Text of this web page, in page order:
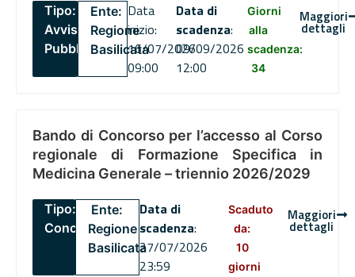
Tipo:
Avviso
Pubblico
Ente:
Regione
Basilicata
Data
inizio:
16/07/2026
09:00
Data di
scadenza:
09/09/2026
12:00
Giorni
alla
scadenza:
34
Maggiori
dettagli
Bando di Concorso per l’accesso al Corso
regionale di Formazione Specifica in
Medicina Generale – triennio 2026/2029
Tipo:
Concorsi
Ente:
Regione
Basilicata
Data di
scadenza:
27/07/2026
23:59
Scaduto
da:
10
giorni
Maggiori
dettagli